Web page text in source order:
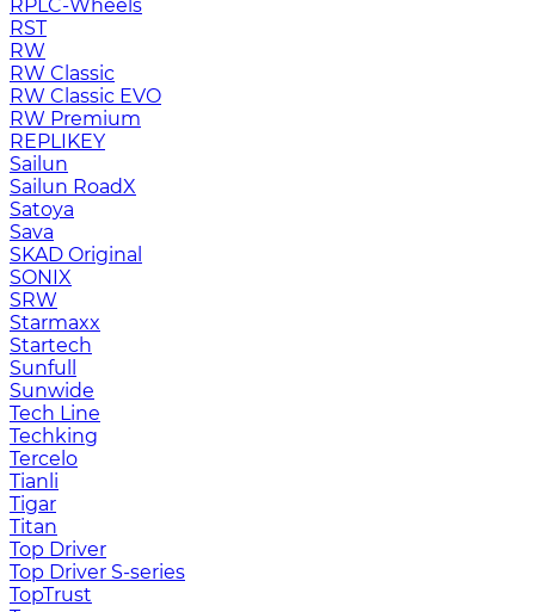
RPLC-Wheels
RST
RW
RW Classic
RW Classic EVO
RW Premium
RЕPLIKEY
Sailun
Sailun RoadX
Satoya
Sava
SKAD Original
SONIX
SRW
Starmaxx
Startech
Sunfull
Sunwide
Tech Line
Techking
Tercelo
Tianli
Tigar
Titan
Top Driver
Top Driver S-series
TopTrust